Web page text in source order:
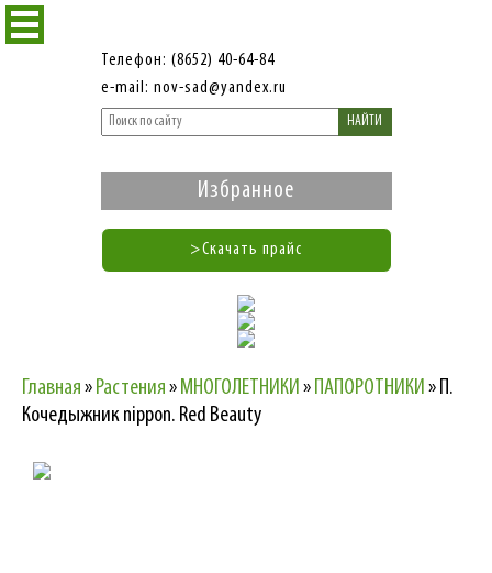
Телефон: (8652) 40-64-84
e-mail: nov-sad@yandex.ru
НАЙТИ
Избранное
>Скачать прайс
Главная» Растения» МНОГОЛЕТНИКИ » ПАПОРОТНИКИ » П.
Кочедыжник nippon. Red Beauty